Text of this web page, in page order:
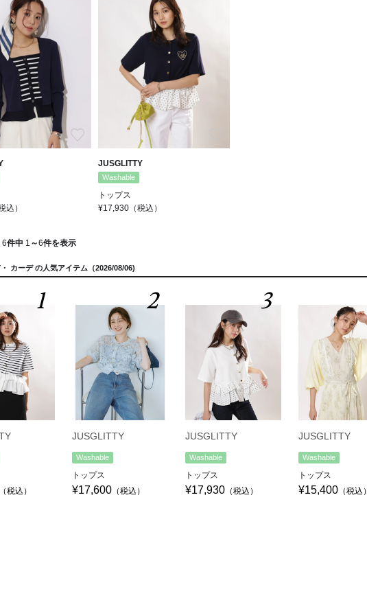
お気に入り
込）
JUSGLITTY
Washable
トップス
¥17,930（税込）
6件中 1 ～6件を表示
カーデ の人気アイテム（2026/08/06)
1
（税込）
2
JUSGLITTY
Washable
トップス
¥17,600 （税込）
3
JUSGLITTY
Washable
トップス
¥17,930 （税込）
JUSGLITTY
Washable
トップス
¥15,400 （税込）